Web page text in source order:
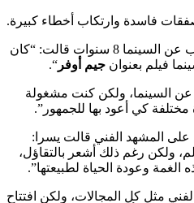
فاسدة وارتكاب أخطاء كبيرة.
أما عن السبب الذي دفعها للغياب عن السينما 8 سنوات قالت: “كان
فيلم بعنوان جيم أوفر “.
عن السينما، ولكن كنت مشغولة
كي أعود بها للجمهور”.
على المشهد الفني قالت يسرا:
ولكن رغم ذلك أشعر بالتقاؤل،
وعودة الحياة لطبيعتها”.
مثل كل المجالات، ولكن افتتاح